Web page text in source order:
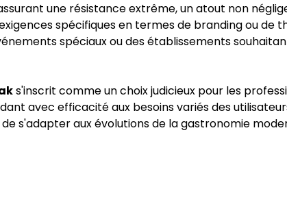
une résistance extrême, un atout non
spécifiques en termes de branding ou de
spéciaux ou des établissements
s'inscrit comme un choix judicieux pour les
avec efficacité aux besoins variés des
s'adapter aux évolutions de la gastronomie